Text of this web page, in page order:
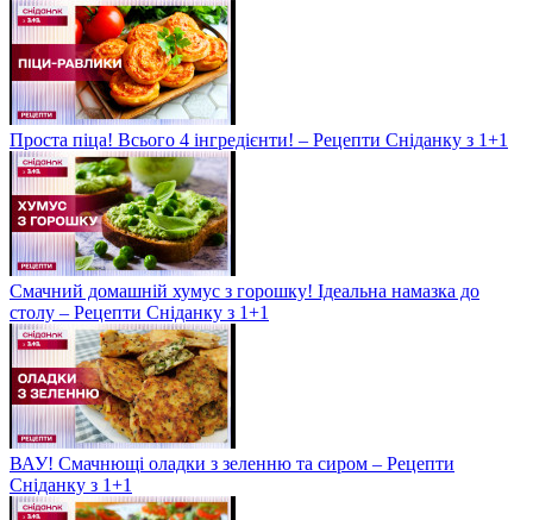
Проста піца! Всього 4 інгредієнти! – Рецепти Сніданку з 1+1
Смачний домашній хумус з горошку! Ідеальна намазка до
столу – Рецепти Сніданку з 1+1
ВАУ! Смачнющі оладки з зеленню та сиром – Рецепти
Сніданку з 1+1